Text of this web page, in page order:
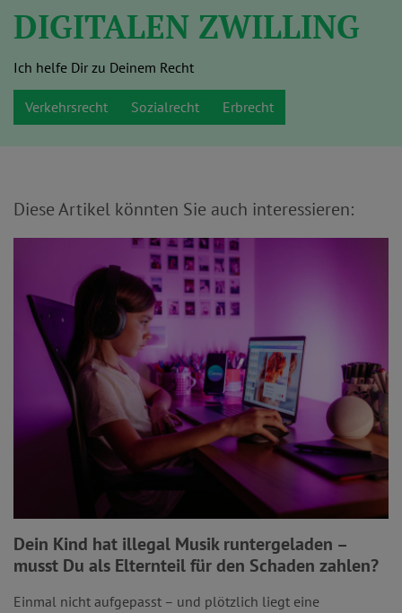
DIGITALEN ZWILLING
Ich helfe Dir zu Deinem Recht
Verkehrsrecht Sozialrecht Erbrecht
Diese Artikel könnten Sie auch interessieren:
Dein Kind hat illegal Musik runtergeladen –
musst Du als Elternteil für den Schaden zahlen?
Einmal nicht aufgepasst – und plötzlich liegt eine